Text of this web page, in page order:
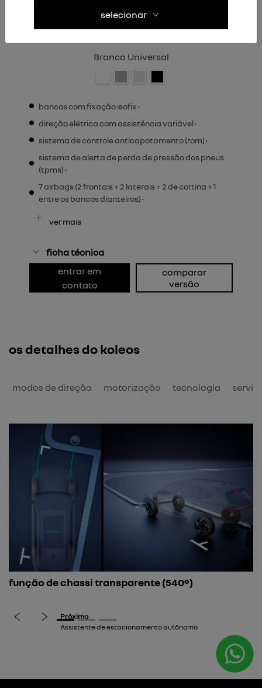
Branco Universal
bancos com fixação isofix •
direção elétrica com assistência variável •
sistema de controle anticapotamento (rom) •
sistema de alerta de perda de pressão dos pneus
(tpms) •
7 airbags (2 frontais + 2 laterais + 2 de cortina + 1
entre os bancos dianteiros) •
ver mais
ficha técnica
entrar em
contato
comparar
versão
os detalhes do koleos
modos de direção motorização tecnologia
função de chassi transparente (540º)
previous next
selecionar